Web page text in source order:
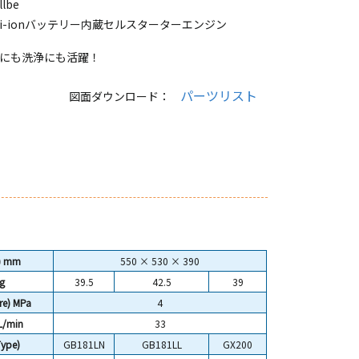
ionバッテリー内蔵セルスターターエンジン
も洗浄にも活躍！
図面ダウンロード： パーツリスト
mm
550 × 530 × 390
39.5 42.5
39
MPa
4
min
33
GB181LN GB181LL
GX200